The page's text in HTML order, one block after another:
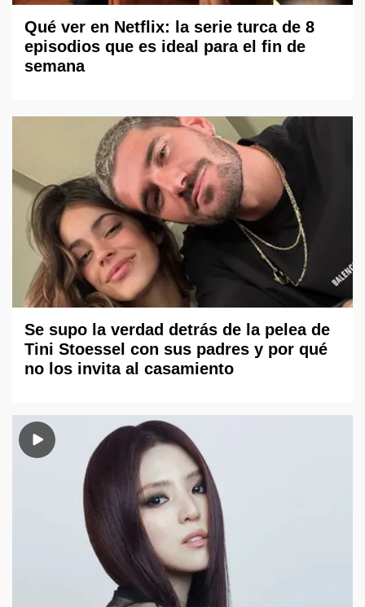
Qué ver en Netflix: la serie turca de 8
episodios que es ideal para el fin de
semana
Se supo la verdad detrás de la pelea de
Tini Stoessel con sus padres y por qué
no los invita al casamiento